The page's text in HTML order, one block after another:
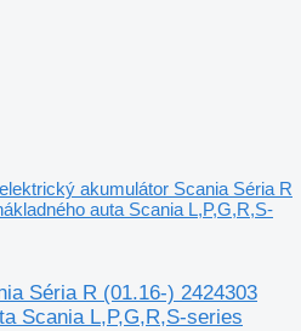
elektrický akumulátor Scania Séria R
auta Scania L,P,G,R,S-
Séria R (01.16-) 2424303
Scania L,P,G,R,S-series